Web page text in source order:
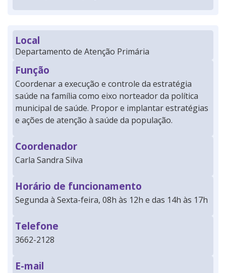
Local
Departamento de Atenção Primária
Função
Coordenar a execução e controle da estratégia
saúde na família como eixo norteador da política
municipal de saúde. Propor e implantar estratégias
e ações de atenção à saúde da população.
Coordenador
Carla Sandra Silva
Horário de funcionamento
Segunda à Sexta-feira, 08h às 12h e das 14h às 17h
Telefone
3662-2128
E-mail